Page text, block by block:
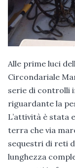
Alle prime luci
Circondariale
serie di controlli
riguardante la
L’attività è stata
terra che via
sequestri di reti
lunghezza